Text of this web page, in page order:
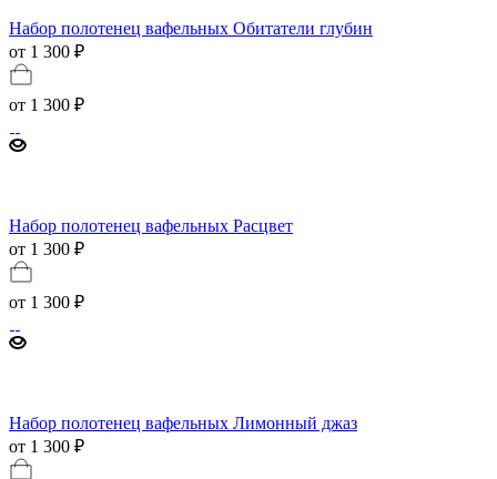
Набор полотенец вафельных Обитатели глубин
от 1 300 ₽
от 1 300 ₽
Набор полотенец вафельных Расцвет
от 1 300 ₽
от 1 300 ₽
Набор полотенец вафельных Лимонный джаз
от 1 300 ₽